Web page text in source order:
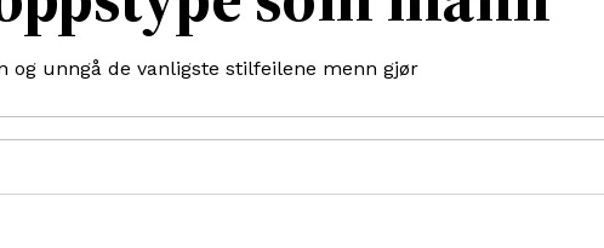
og unngå de vanligste stilfeilene menn gjør